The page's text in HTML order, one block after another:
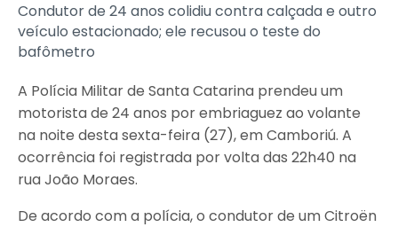
Condutor de 24 anos colidiu contra calçada e outro
veículo estacionado; ele recusou o teste do
bafômetro
A Polícia Militar de Santa Catarina prendeu um
motorista de 24 anos por embriaguez ao volante
na noite desta sexta-feira (27), em Camboriú. A
ocorrência foi registrada por volta das 22h40 na
rua João Moraes.
De acordo com a polícia, o condutor de um Citroën